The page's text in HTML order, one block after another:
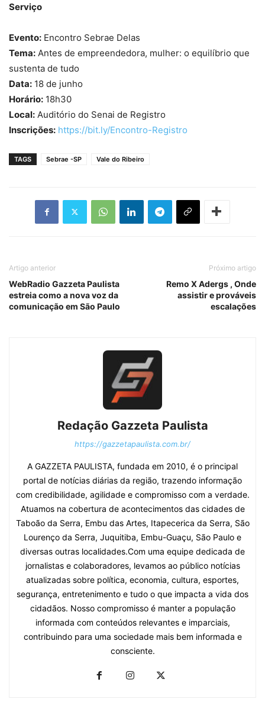
Serviço
Evento: Encontro Sebrae Delas
Tema: Antes de empreendedora, mulher: o equilíbrio que
sustenta de tudo
Data: 18 de junho
Horário: 18h30
Local: Auditório do Senai de Registro
Inscrições: https://bit.ly/Encontro-Registro
TAGS Sebrae -SP Vale do Ribeiro
Artigo anterior
WebRadio Gazzeta Paulista
estreia como a nova voz da
comunicação em São Paulo
Próximo artigo
Remo X Adergs , Onde
assistir e prováveis
escalações
Redação Gazzeta Paulista
https://gazzetapaulista.com.br/
A GAZZETA PAULISTA, fundada em 2010, é o principal
portal de notícias diárias da região, trazendo informação
com credibilidade, agilidade e compromisso com a verdade.
Atuamos na cobertura de acontecimentos das cidades de
Taboão da Serra, Embu das Artes, Itapecerica da Serra, São
Lourenço da Serra, Juquitiba, Embu-Guaçu, São Paulo e
diversas outras localidades.Com uma equipe dedicada de
jornalistas e colaboradores, levamos ao público notícias
atualizadas sobre política, economia, cultura, esportes,
segurança, entretenimento e tudo o que impacta a vida dos
cidadãos. Nosso compromisso é manter a população
informada com conteúdos relevantes e imparciais,
contribuindo para uma sociedade mais bem informada e
consciente.